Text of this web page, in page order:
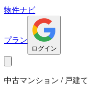
物件ナビ
プラン
ログイン
中古マンション / 戸建て